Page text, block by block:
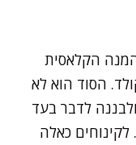
הקלאסית
הסוד הוא לא
לדבר בעד
כאלה